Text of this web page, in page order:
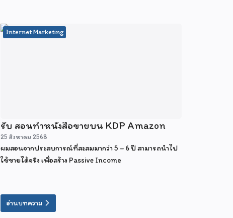
Internet Marketing
รับ สอนทำหนังสือขายบน KDP Amazon
25 สิงหาคม 2568
ผมสอนจากประสบการณ์ที่สะสมมากว่า 5 – 6 ปี สามารถนำไป
ใช้ขายได้จริง เพื่อสร้าง Passive Income
อ่านบทความ